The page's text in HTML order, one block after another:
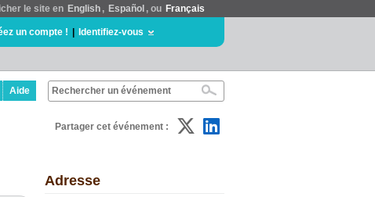
le site en English , Español , ou Français
un compte ! Identifiez-vous
Aide
Partager cet événement :
Adresse